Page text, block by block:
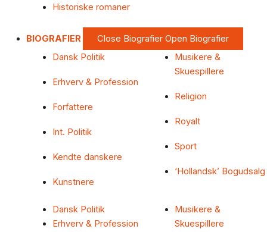
Historiske romaner
BIOGRAFIER Close Biografier Open Biografier
Dansk Politik
Erhverv & Profession
Forfattere
Int. Politik
Kendte danskere
Kunstnere
Musikere &
Skuespillere
Religion
Royalt
Sport
‘Hollandsk’ Bogudsalg
Dansk Politik
Erhverv & Profession
Musikere &
Skuespillere